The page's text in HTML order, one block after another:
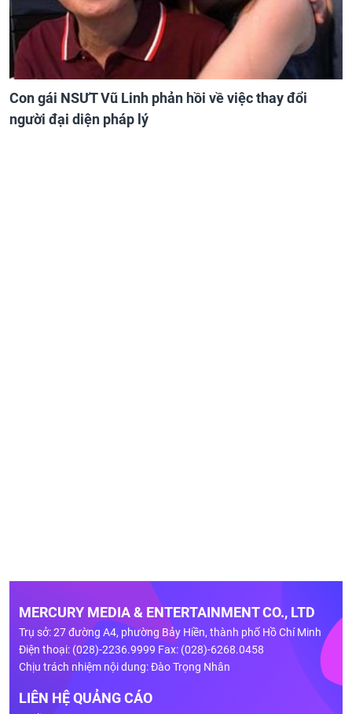
Con gái NSƯT Vũ Linh phản hồi về việc thay đổi
người đại diện pháp lý
MERCURY MEDIA & ENTERTAINMENT CO., LTD
Trụ sở: 27 đường A4, phường Bảy Hiền, thành phố Hồ Chí Minh
Điện thoại: (028)-2236.9999 Fax: (028)-6268.0458
Chịu trách nhiệm nội dung: Đào Trọng Nhân
LIÊN HỆ QUẢNG CÁO